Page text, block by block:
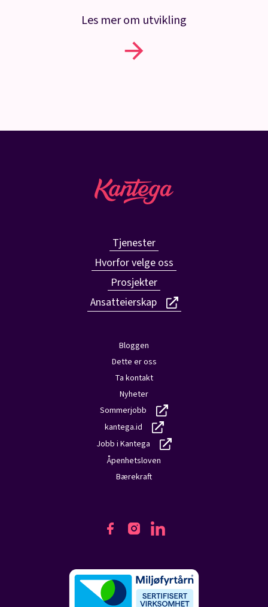
Les mer om utvikling
Tjenester
Hvorfor velge oss
Prosjekter
Ansatteierskap
Bloggen
Dette er oss
Ta kontakt
Nyheter
Sommerjobb
kantega.id
Jobb i Kantega
Åpenhetsloven
Bærekraft